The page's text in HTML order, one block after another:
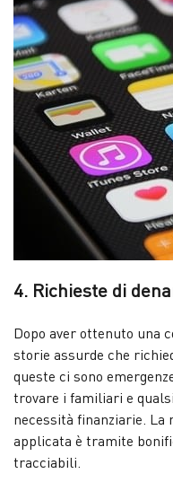
4. Richieste di
Dopo aver ottenuto una
storie assurde che
queste ci sono
trovare i familiari e
necessità finanziarie.
applicata è tramite
tracciabili.